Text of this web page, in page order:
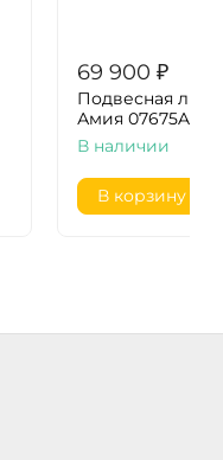
69 900 ₽
Подвесная
Амия
В наличии
В корзину